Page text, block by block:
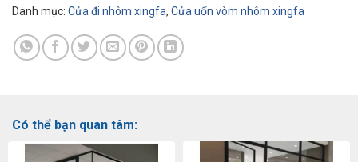
Danh mục: Cửa đi nhôm xingfa, Cửa uốn vòm nhôm xingfa
Có thể bạn quan tâm: